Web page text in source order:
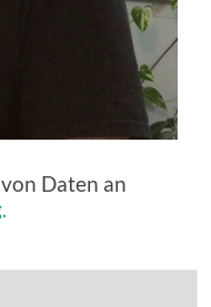
Daten an